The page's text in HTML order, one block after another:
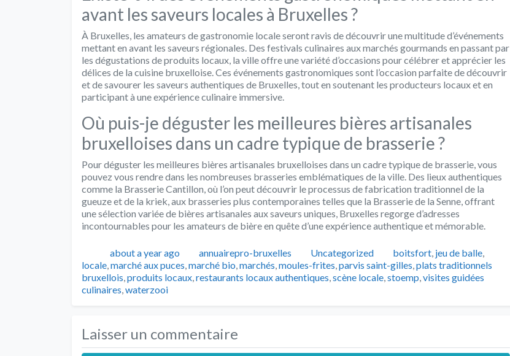
avant les saveurs locales à Bruxelles ?
À Bruxelles, les amateurs de gastronomie locale seront ravis de découvrir une multitude d’événements
mettant en avant les saveurs régionales. Des festivals culinaires aux marchés gourmands en passant par
les dégustations de produits locaux, la ville offre une variété d’occasions pour célébrer et apprécier les
délices de la cuisine bruxelloise. Ces événements gastronomiques sont l’occasion parfaite de découvrir
et de savourer les saveurs authentiques de Bruxelles, tout en soutenant les producteurs locaux et en
participant à une expérience culinaire immersive.
Où puis-je déguster les meilleures bières artisanales
bruxelloises dans un cadre typique de brasserie ?
Pour déguster les meilleures bières artisanales bruxelloises dans un cadre typique de brasserie, vous
pouvez vous rendre dans les nombreuses brasseries emblématiques de la ville. Des lieux authentiques
comme la Brasserie Cantillon, où l’on peut découvrir le processus de fabrication traditionnel de la
gueuze et de la kriek, aux brasseries plus contemporaines telles que la Brasserie de la Senne, offrant
une sélection variée de bières artisanales aux saveurs uniques, Bruxelles regorge d’adresses
incontournables pour les amateurs de bière en quête d’une expérience authentique et mémorable.
Publié
about a year ago Auteur
annuairepro-bruxelles Catégories
Uncategorized Tags
boitsfort, jeu de balle,
locale,marché aux puces,marché bio,marchés,moules-frites,parvis saint-gilles,plats traditionnels
bruxellois,produits locaux,restaurants locaux authentiques,scène locale,stoemp,visites guidées
culinaires,waterzooi
Laisser un commentaire